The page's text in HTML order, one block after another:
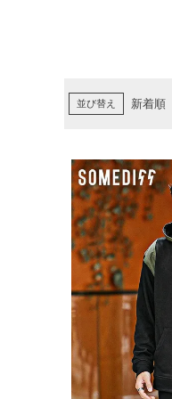
並び替え 新着順